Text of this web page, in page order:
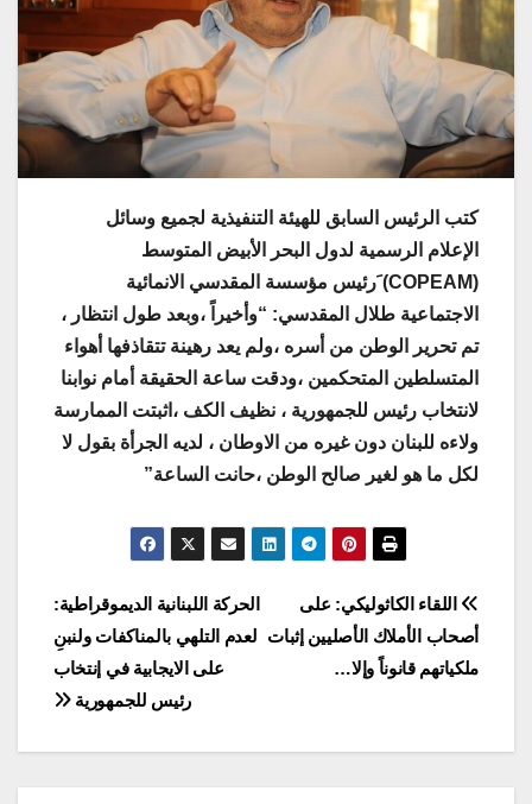
كتب الرئيس السابق للهيئة التنفيذية لجميع وسائل
الإعلام الرسمية لدول البحر الأبيض المتوسط
(COPEAM) َرئيس مؤسسة المقدسي الانمائية
الاجتماعية طلال المقدسي: “وأخيراً ،وبعد طول انتظار ،
تم ‎تحرير الوطن من أسره ،ولم يعد ‎رهينة تتقاذفها أهواء
المتسلطين المتحكمين ،ودقت ساعة الحقيقة أمام نوابنا
لانتخاب رئيس للجمهورية ، نظيف الكف ،اثبتت الممارسة
ولاءه للبنان دون غيره من الاوطان ، لديه الجرأة بقول لا
لكل ما هو لغير صالح الوطن ،حانت الساعة”
Post
navigation
الحركة اللبنانية الديموقراطية:
لعدم التلهي بالمناكفات ولنبنِ
على الايجابية في إنتخاب
رئيس للجمهورية
اللقاء الكاثوليكي: على
أصحاب الأملاك الأصليين إثبات
ملكياتهم قانوناً وإلا…